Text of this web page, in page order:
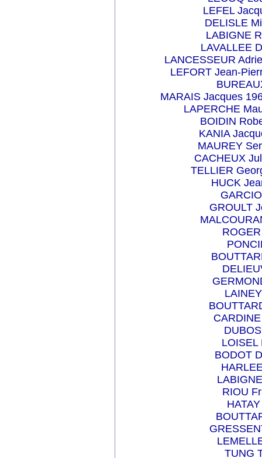
LEFEL
DELISLE
LABIGNE
LAVALLEE
LANCESSEUR
LEFORT Jean-
MARAIS Jacques
LAPERCHE
BOIDIN
KANIA
MAUREY
CACHEUX
TELLIER
HUCK
GROULT
LOISEL
BODOT
RIOU
TUNG